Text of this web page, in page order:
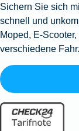
Sichern Sie sich
schnell und
Moped, E-
verschiedene